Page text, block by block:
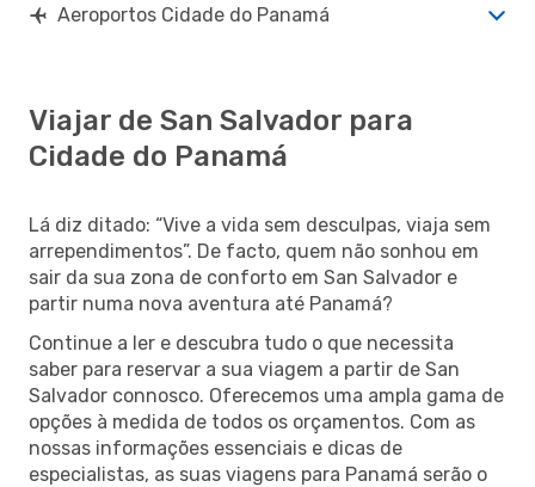
Aeroportos Cidade do Panamá
Viajar de San Salvador para
Cidade do Panamá
Lá diz ditado: “Vive a vida sem desculpas, viaja sem
arrependimentos”. De facto, quem não sonhou em
sair da sua zona de conforto em San Salvador e
partir numa nova aventura até Panamá?
Continue a ler e descubra tudo o que necessita
saber para reservar a sua viagem a partir de San
Salvador connosco. Oferecemos uma ampla gama de
opções à medida de todos os orçamentos. Com as
nossas informações essenciais e dicas de
especialistas, as suas viagens para Panamá serão o